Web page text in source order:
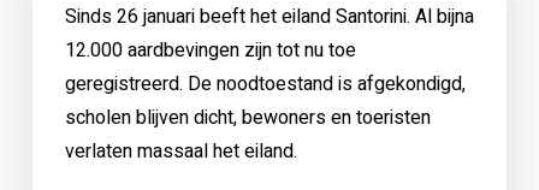
Sinds 26 januari beeft het eiland Santorini. Al bijna
12.000 aardbevingen zijn tot nu toe
geregistreerd. De noodtoestand is afgekondigd,
scholen blijven dicht, bewoners en toeristen
verlaten massaal het eiland.